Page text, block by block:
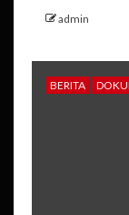
admin
BERITA